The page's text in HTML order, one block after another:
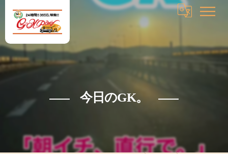
今日のGK。